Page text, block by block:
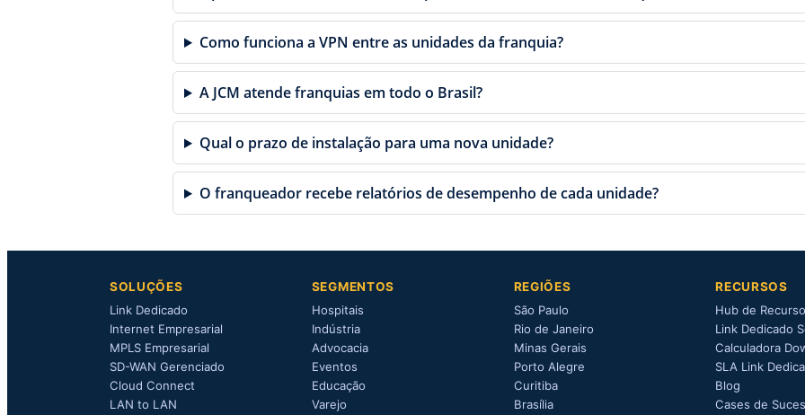
Como funciona a VPN entre as unidades da franquia?
A JCM atende franquias em todo o Brasil?
Qual o prazo de instalação para uma nova unidade?
O franqueador recebe relatórios de desempenho de cada unidade?
SOLUÇÕES
Link Dedicado
Internet Empresarial
MPLS Empresarial
SD-WAN Gerenciado
Cloud Connect
LAN to LAN
SEGMENTOS
Hospitais
Indústria
Advocacia
Eventos
Educação
Varejo
REGIÕES
São Paulo
Rio de Janeiro
Minas Gerais
Porto Alegre
Curitiba
Brasília
RECURSOS
Hub de
Link Dedicado
Calculadora
SLA Link
Blog
Cases de